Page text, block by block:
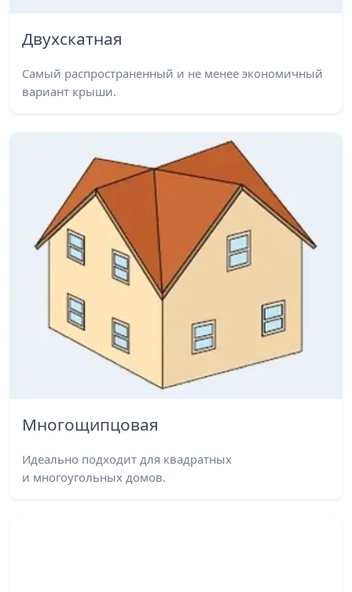
Двухскатная
Самый распространенный и не менее экономичный
вариант крыши.
Многощипцовая
Идеально подходит для квадратных
и многоугольных домов.